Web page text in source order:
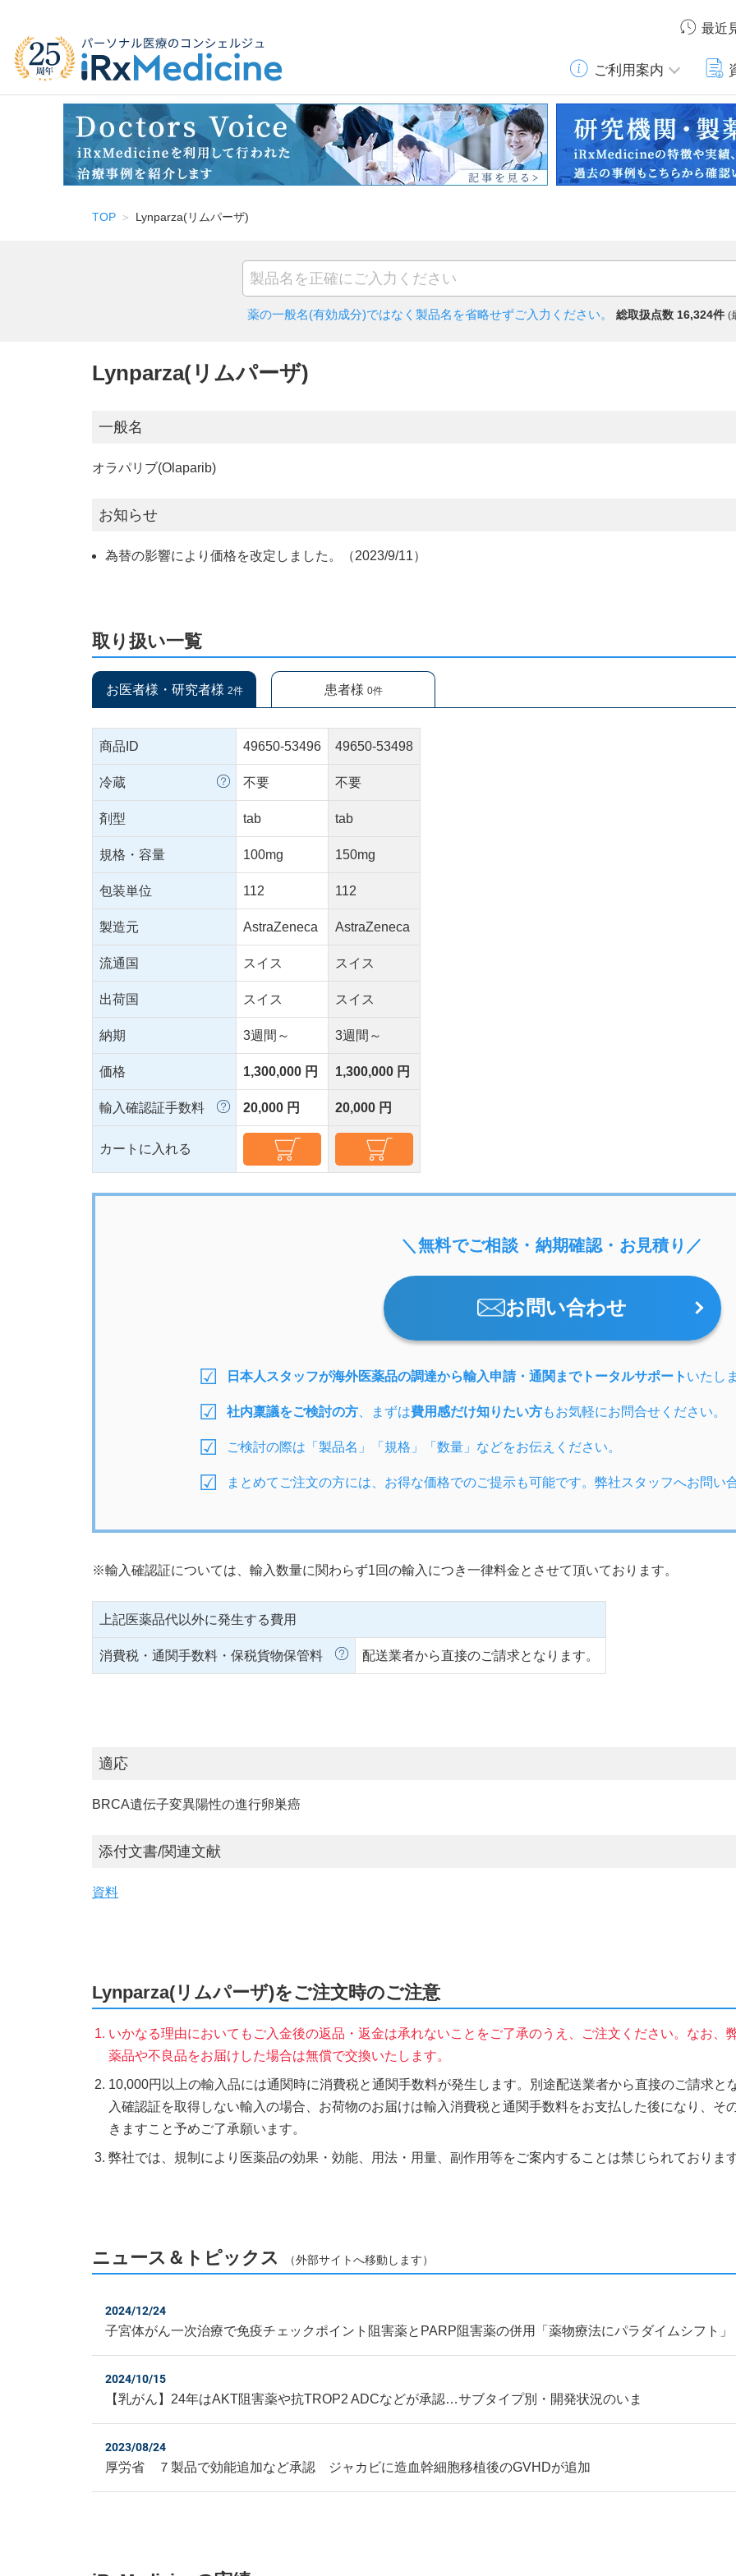
最近
ご利用案内
TOP Lynparza(リムパーザ)
薬の一般名(有効成分)ではなく 製品名を省略せずご入力ください。 総取扱点数 16,324件 (
Lynparza(リムパーザ)
一般名
オラパリブ(Olaparib)
お知らせ
為替の影響により価格を改定しました。（2023/9/11）
取り扱い一覧
お医者様・研究者様 2件 患者様 0件
商品ID 49650-53496 49650-53498
冷蔵 不要 不要
剤型 tab tab
規格・容量 100mg 150mg
包装単位 112 112
製造元 AstraZeneca AstraZeneca
流通国 スイス スイス
出荷国 スイス スイス
納期 3週間～ 3週間～
価格 1,300,000 円 1,300,000 円
輸入確認証手数料 20,000 円 20,000 円
カートに入れる
＼無料でご相談・納期確認・お見積り／
お問い合わせ
日本人スタッフが海外医薬品の調達から輸入申請・通関までトータルサポート いたし
社内稟議をご検討の方 、まずは費用感だけ知りたい方もお気軽にお問合せください。
ご検討の際は「製品名」「規格」「数量」などをお伝えください。
まとめてご注文の方には、お得な価格でのご提示も可能です。弊社スタッフへお問い
※輸入確認証については、輸入数量に関わらず1回の輸入につき一律料金とさせて頂いております。
上記医薬品代以外に発生する費用
消費税・通関手数料・保税貨物保管料 配送業者から直接のご請求となります。
適応
BRCA遺伝子変異陽性の進行卵巣癌
添付文書/関連文献
資料
Lynparza(リムパーザ)をご注文時のご注意
いかなる理由においてもご入金後の返品・返金は承れないことをご了承のうえ、ご注文ください。なお、
薬品や不良品をお届けした場合は無償で交換いたします。
10,000円以上の輸入品には通関時に消費税と通関手数料が発生します。別途配送業者から直接のご請求
入確認証を取得しない輸入の場合、お荷物のお届けは輸入消費税と通関手数料をお支払した後になり、そ
きますこと予めご了承願います。
弊社では、規制により医薬品の効果・効能、用法・用量、副作用等をご案内することは禁じられておりま
ニュース＆トピックス （外部サイトへ移動します）
2024/12/24
子宮体がん一次治療で免疫チェックポイント阻害薬とPARP阻害薬の併用「薬物療法にパラダイムシフト」
2024/10/15
【乳がん】24年はAKT阻害薬や抗TROP2 ADCなどが承認…サブタイプ別・開発状況のいま
2023/08/24
厚労省 ７製品で効能追加など承認 ジャカビに造血幹細胞移植後のGVHDが追加